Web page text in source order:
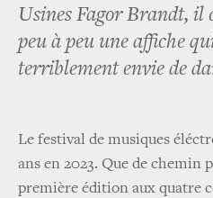
Usines Fagor Brandt, il
peu à peu une affiche
terriblement envie de
Le festival de musiques
ans en 2023. Que de chemin
première édition aux quatre